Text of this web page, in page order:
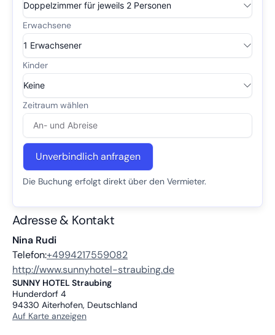
Unverbindlich anfragen
Die Buchung erfolgt direkt über den Vermieter.
Adresse & Kontakt
Nina Rudi
Telefon:+4994217559082
http://www.sunnyhotel-straubing.de
SUNNY HOTEL Straubing
Hunderdorf 4
94330 Aiterhofen, Deutschland
Auf Karte anzeigen